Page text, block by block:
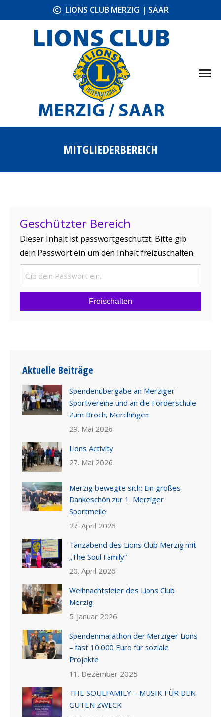
LIONS CLUB MERZIG | SAAR
MITGLIEDERBEREICH
Geschützter Bereich
Dieser Inhalt ist passwortgeschützt. Bitte gib
dein Passwort ein um den Inhalt freizuschalten.
Freischalten
Aktuelle Beiträge
Spendenübergabe an Merziger
Sportvereine und an die Förderschule
Zum Broch, Merchingen
29. Mai 2026
Lions Activity
27. Mai 2026
Merzig bewegte sich: Ein großes
Dankeschön zur 1. Merziger
Sportmeile
27. April 2026
Tanzabend des Lions Club Merzig mit
„The Soul Family“
20. April 2026
Weihnachtsfeier des Lions Club
Merzig
5. Januar 2026
Spendenmarathon der Merziger Lions
– fast 10.000 Euro für soziale
Projekte
11. Dezember 2025
THE SOULFAMILY – MUSIK FÜR DEN
GUTEN ZWECK